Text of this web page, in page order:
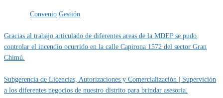
Convenio Gestión
Gracias al trabajo articulado de diferentes areas de la MDEP se pudo
controlar el incendio ocurrido en la calle Capirona 1572 del sector Gran
Chimú.
Subgerencia de Licencias, Autorizaciones y Comercialización | Supervición
a los diferentes negocios de nuestro distrito para brindar asesoria.